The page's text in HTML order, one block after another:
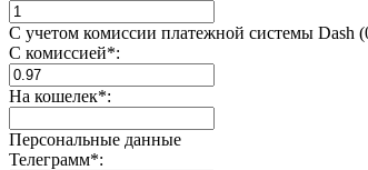
С учетом комиссии платежной системы Dash
С комиссией*:
На кошелек*:
Персональные данные
Телеграмм*: